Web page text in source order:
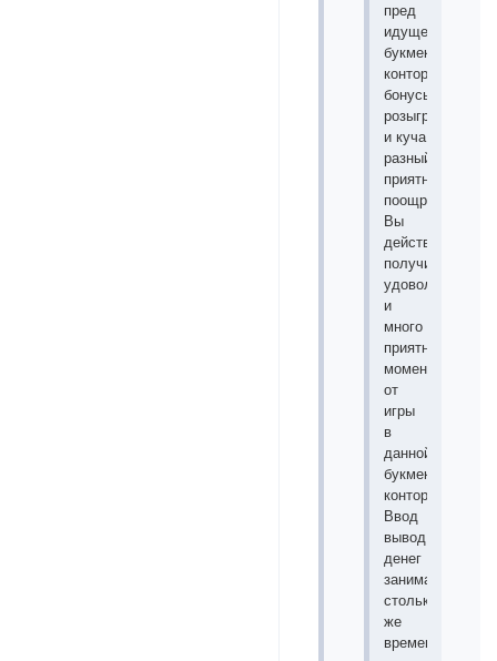
пред
идущей
букмекерской
конторе
бонусы
розыгрыши
и куча
разный
приятных
поощрений.
Вы
действительно
получите
удовольствие
и
много
приятных
моментов
от
игры
в
данной
букмекерской
конторе.
Ввод
вывод
денег
занимает
столько
же
времени